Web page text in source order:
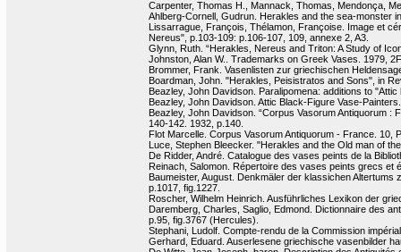
Carpenter, Thomas H., Mannack, Thomas, Mendonça,
Ahlberg-Cornell, Gudrun. Herakles and the sea-monster
Lissarrague, François, Thélamon, Françoise. Image et
Nereus", p.103-109: p.106-107, 109, annexe 2, A3.
Glynn, Ruth. “Herakles, Nereus and Triton: A Study of
Johnston, Alan W.. Trademarks on Greek Vases. 1979,
Brommer, Frank. Vasenlisten zur griechischen
Boardman, John. "Herakles, Peisistratos and Sons", in
Beazley, John Davidson. Paralipomena: additions to
Beazley, John Davidson. Attic Black-Figure Vase-
Beazley, John Davidson. “Corpus Vasorum Antiquorum :
140-142. 1932, p.140.
Flot Marcelle. Corpus Vasorum Antiquorum - France. 10,
Luce, Stephen Bleecker. "Herakles and the Old man of
De Ridder, André. Catalogue des vases peints de la
Reinach, Salomon. Répertoire des vases peints grecs et
Baumeister, August. Denkmäler der klassichen
p.1017, fig.1227.
Roscher, Wilhelm Heinrich. Ausführliches Lexikon der
Daremberg, Charles, Saglio, Edmond. Dictionnaire des
p.95, fig.3767 (Hercules).
Stephani, Ludolf. Compte-rendu de la Commission
Gerhard, Eduard. Auserlesene griechische vasenbilder